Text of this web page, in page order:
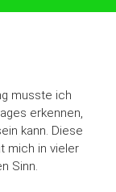
musste ich
erkennen,
kann. Diese
mich in vieler
Sinn.